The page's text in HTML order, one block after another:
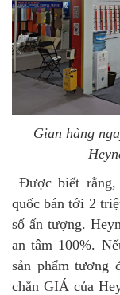
Gian hàng
Được biết rằng,
quốc bán tới 2
số ấn tượng.
an tâm 100%.
sản phẩm tương
chắn GIÁ của